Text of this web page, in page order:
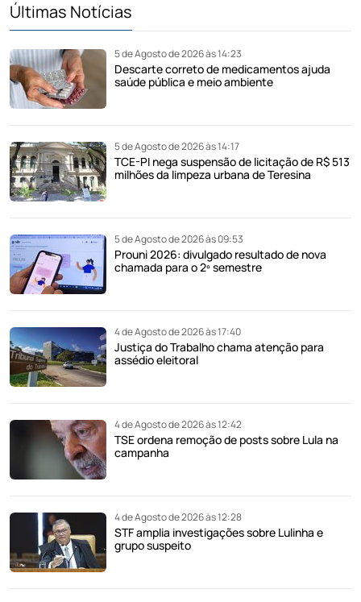
Últimas Notícias
5 de Agosto de 2026 às 14:23
Descarte correto de medicamentos ajuda
saúde pública e meio ambiente
5 de Agosto de 2026 às 14:17
TCE-PI nega suspensão de licitação de R$ 513
milhões da limpeza urbana de Teresina
5 de Agosto de 2026 às 09:53
Prouni 2026: divulgado resultado de nova
chamada para o 2º semestre
4 de Agosto de 2026 às 17:40
Justiça do Trabalho chama atenção para
assédio eleitoral
4 de Agosto de 2026 às 12:42
TSE ordena remoção de posts sobre Lula na
campanha
4 de Agosto de 2026 às 12:28
STF amplia investigações sobre Lulinha e
grupo suspeito